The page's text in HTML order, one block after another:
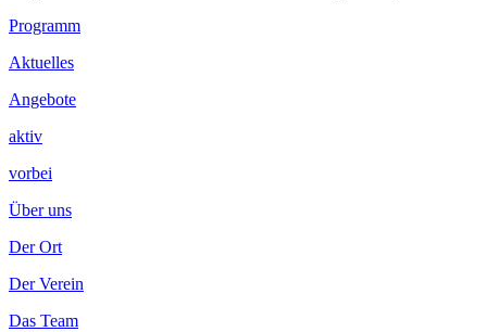
Footer
Inhalt
Programm
Aktuelles
Angebote
aktiv
vorbei
Über uns
Der Ort
Der Verein
Das Team